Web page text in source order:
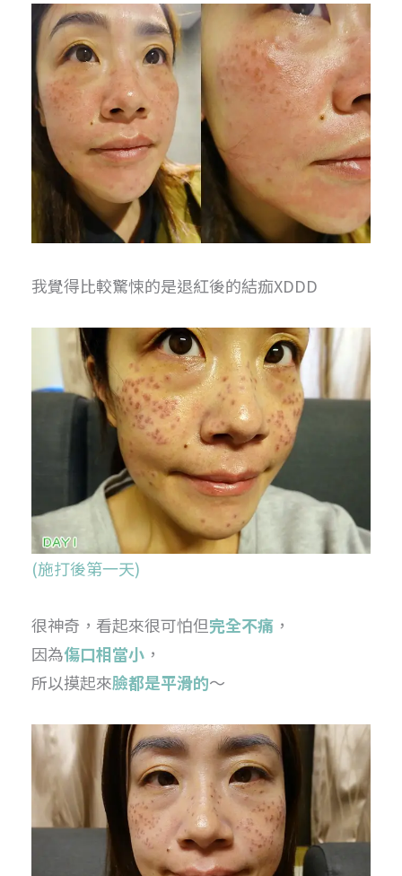
我覺得比較驚悚的是退紅後的結痂XDDD
(施打後第一天)
很神奇，看起來很可怕但完全不痛 ，
因為傷口相當小 ，
所以摸起來臉都是平滑的～